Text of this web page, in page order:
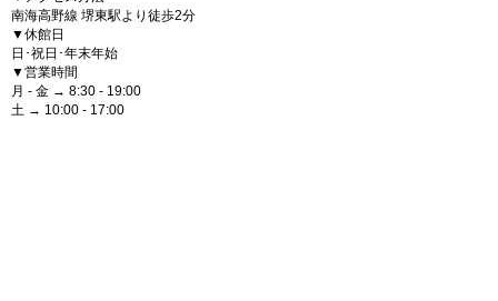
南海高野線 堺東駅より徒歩2分
▼休館日
日･祝日･年末年始
▼営業時間
月 - 金 → 8:30 - 19:00
土 → 10:00 - 17:00